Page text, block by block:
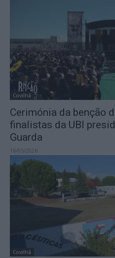
Covilhã
Cerimónia da benção
finalistas da UBI
Guarda
16/05/2026
Covilhã